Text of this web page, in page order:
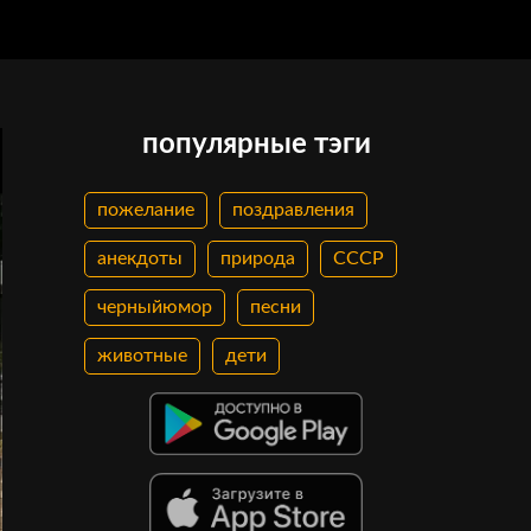
популярные тэги
пожелание поздравления
анекдоты природа СССР
черныйюмор песни
животные дети